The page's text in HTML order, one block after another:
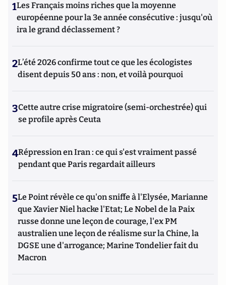
1Les Français moins riches que la moyenne
européenne pour la 3e année consécutive : jusqu'où
ira le grand déclassement ?
2L’été 2026 confirme tout ce que les écologistes
disent depuis 50 ans : non, et voilà pourquoi
3Cette autre crise migratoire (semi-orchestrée) qui
se profile après Ceuta
4Répression en Iran : ce qui s'est vraiment passé
pendant que Paris regardait ailleurs
5Le Point révèle ce qu'on sniffe à l'Elysée, Marianne
que Xavier Niel hacke l'Etat; Le Nobel de la Paix
russe donne une leçon de courage, l'ex PM
australien une leçon de réalisme sur la Chine, la
DGSE une d'arrogance; Marine Tondelier fait du
Macron